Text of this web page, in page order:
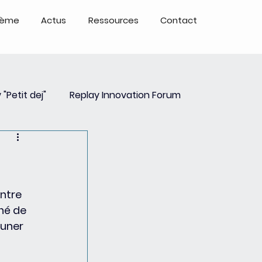
Actus Ressources Contact
"Petit dej" Replay Innovation Forum
de